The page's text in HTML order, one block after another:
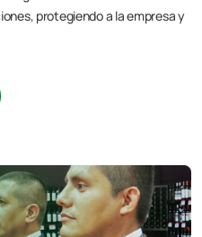
protegiendo a la empresa y